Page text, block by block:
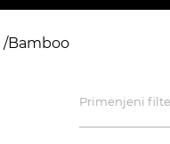
Bamboo
Primenjeni